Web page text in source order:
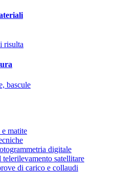
risulta
bascule
matite
digitale
satellitare
di carico e collaudi